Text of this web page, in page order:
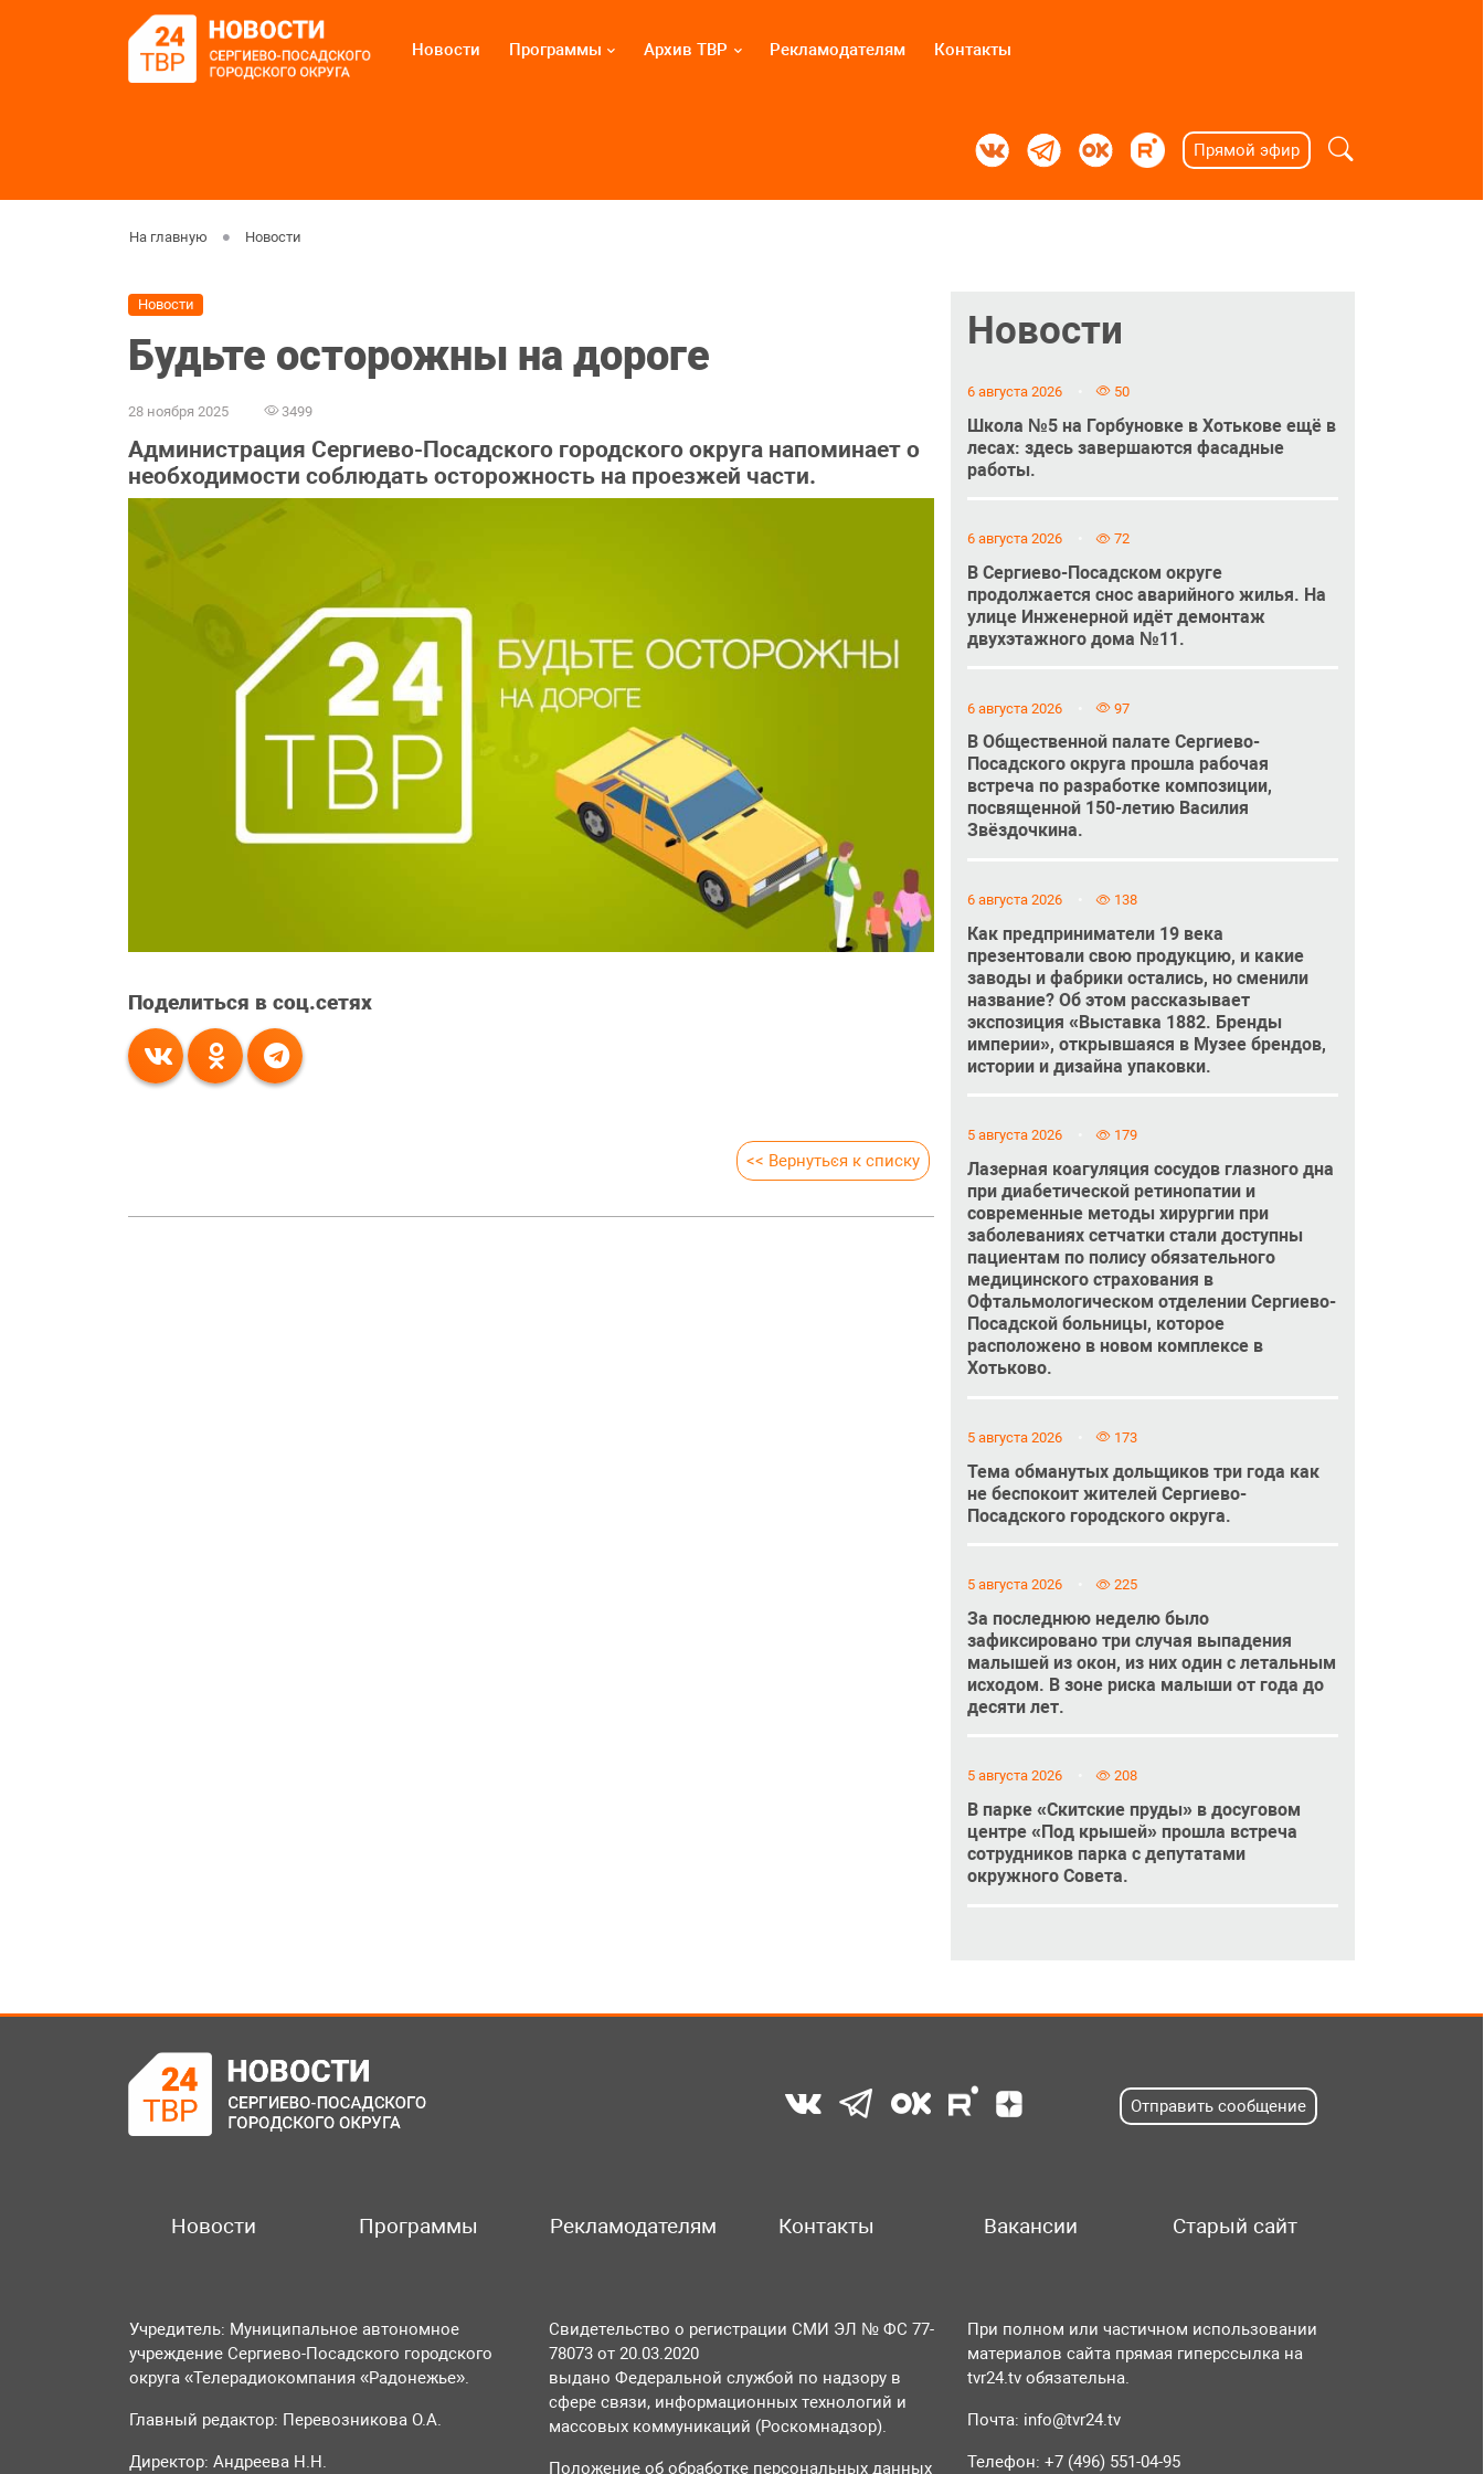
Новости Программы Архив ТВР Рекламодателям Контакты
Прямой эфир
На главную Новости
Новости
Будьте осторожны на дороге
28 ноября 2025 3499
Администрация Сергиево-Посадского городского округа напоминает о
необходимости соблюдать осторожность на проезжей части.
Поделиться в соц.сетях
<< Вернуться к списку
Новости
6 августа 2026 50
Школа №5 на Горбуновке в Хотькове ещё в
лесах: здесь завершаются фасадные
работы.
6 августа 2026 72
В Сергиево-Посадском округе
продолжается снос аварийного жилья. На
улице Инженерной идёт демонтаж
двухэтажного дома №11.
6 августа 2026 97
В Общественной палате Сергиево-
Посадского округа прошла рабочая
встреча по разработке композиции,
посвященной 150-летию Василия
Звёздочкина.
6 августа 2026 138
Как предприниматели 19 века
презентовали свою продукцию, и какие
заводы и фабрики остались, но сменили
название? Об этом рассказывает
экспозиция «Выставка 1882. Бренды
империи», открывшаяся в Музее брендов,
истории и дизайна упаковки.
5 августа 2026 179
Лазерная коагуляция сосудов глазного дна
при диабетической ретинопатии и
современные методы хирургии при
заболеваниях сетчатки стали доступны
пациентам по полису обязательного
медицинского страхования в
Офтальмологическом отделении Сергиево-
Посадской больницы, которое
расположено в новом комплексе в
Хотьково.
5 августа 2026 173
Тема обманутых дольщиков три года как
не беспокоит жителей Сергиево-
Посадского городского округа.
5 августа 2026 225
За последнюю неделю было
зафиксировано три случая выпадения
малышей из окон, из них один с летальным
исходом. В зоне риска малыши от года до
десяти лет.
5 августа 2026 208
В парке «Скитские пруды» в досуговом
центре «Под крышей» прошла встреча
сотрудников парка с депутатами
окружного Совета.
Отправить сообщение
Новости Программы Рекламодателям Контакты Вакансии Старый сайт
Учредитель: Муниципальное автономное
учреждение Сергиево-Посадского городского
округа «Телерадиокомпания «Радонежье».
Главный редактор: Перевозникова О.А.
Директор: Андреева Н.Н.
Свидетельство о регистрации СМИ ЭЛ № ФС 77-
78073 от 20.03.2020
выдано Федеральной службой по надзору в
сфере связи, информационных технологий и
массовых коммуникаций (Роскомнадзор).
Положение об обработке персональных данных
При полном или частичном использовании
материалов сайта прямая гиперссылка на
tvr24.tv обязательна.
Почта: info@tvr24.tv
Телефон: +7 (496) 551-04-95